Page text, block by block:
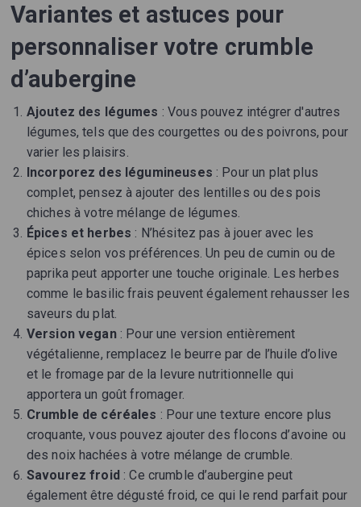
Variantes et astuces pour
personnaliser votre crumble
d’aubergine
Ajoutez des légumes : Vous pouvez intégrer d'autres
légumes, tels que des courgettes ou des poivrons, pour
varier les plaisirs.
Incorporez des légumineuses : Pour un plat plus
complet, pensez à ajouter des lentilles ou des pois
chiches à votre mélange de légumes.
Épices et herbes : N’hésitez pas à jouer avec les
épices selon vos préférences. Un peu de cumin ou de
paprika peut apporter une touche originale. Les herbes
comme le basilic frais peuvent également rehausser les
saveurs du plat.
Version vegan: Pour une version entièrement
végétalienne, remplacez le beurre par de l’huile d’olive
et le fromage par de la levure nutritionnelle qui
apportera un goût fromager.
Crumble de céréales : Pour une texture encore plus
croquante, vous pouvez ajouter des flocons d’avoine ou
des noix hachées à votre mélange de crumble.
Savourez froid : Ce crumble d’aubergine peut
également être dégusté froid, ce qui le rend parfait pour